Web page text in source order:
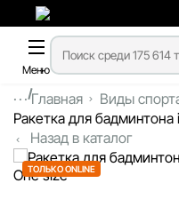
Меню
...Главная Виды
Ракетка для бадминтона
Назад в каталог
ТОЛЬКО ONLINE